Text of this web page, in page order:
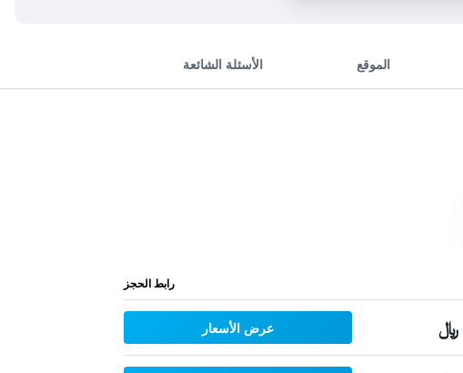
الموقع الأسئلة الشائعة
رابط الحجز
عرض الأسعار